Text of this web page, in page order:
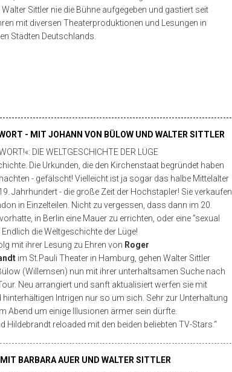
Walter Sittler nie die Bühne aufgegeben und gastiert seit
mit diversen Theaterproduktionen und Lesungen in
Städten Deutschlands.
- MIT JOHANN VON BÜLOW UND WALTER SITTLER
DIE WELTGESCHICHTE DER LÜGE
Die Urkunden, die den Kirchenstaat begründet haben
- gefälscht! Vielleicht ist ja sogar das halbe Mittelalter
Jahrhundert - die große Zeit der Hochstapler! Sie verkaufen
in Einzelteilen. Nicht zu vergessen, dass dann im 20.
in Berlin eine Mauer zu errichten, oder eine ”sexual
die Weltgeschichte der Lüge!
mit ihrer Lesung zu Ehren von Roger
im St.Pauli Theater in Hamburg, gehen Walter Sittler
(Willemsen) nun mit ihrer unterhaltsamen Suche nach
Neu arrangiert und sanft aktualisiert werfen sie mit
Intrigen nur so um sich. Sehr zur Unterhaltung
Abend um einige Illusionen ärmer sein dürfte.
Hildebrandt reloaded mit den beiden beliebten TV-Stars.“
BARBARA AUER UND WALTER SITTLER